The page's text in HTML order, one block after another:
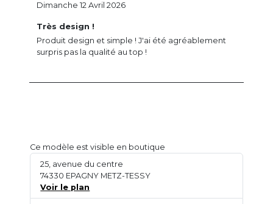
Très design !
Produit design et simple ! J'ai été agréablement
surpris pas la qualité au top !
Dimanche 12 Avril 2026
Ce modèle est visible en boutique
25, avenue du centre
74330 EPAGNY METZ-TESSY
Voir le plan